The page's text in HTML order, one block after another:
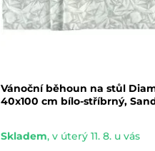
Vánoční běhoun na stůl
40x100 cm bílo-stříbrný,
Skladem,v úterý 11. 8. u vás